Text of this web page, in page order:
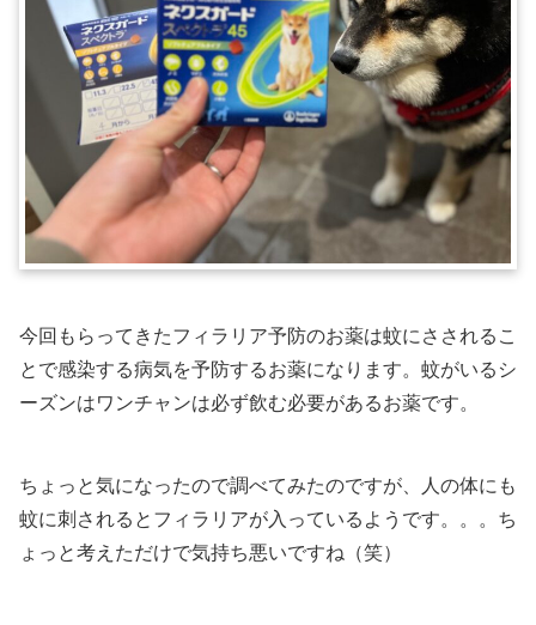
今回もらってきたフィラリア予防のお薬は蚊にさされるこ
とで感染する病気を予防するお薬になります。蚊がいるシ
ーズンはワンチャンは必ず飲む必要があるお薬です。
ちょっと気になったので調べてみたのですが、人の体にも
蚊に刺されるとフィラリアが入っているようです。。。ち
ょっと考えただけで気持ち悪いですね（笑）